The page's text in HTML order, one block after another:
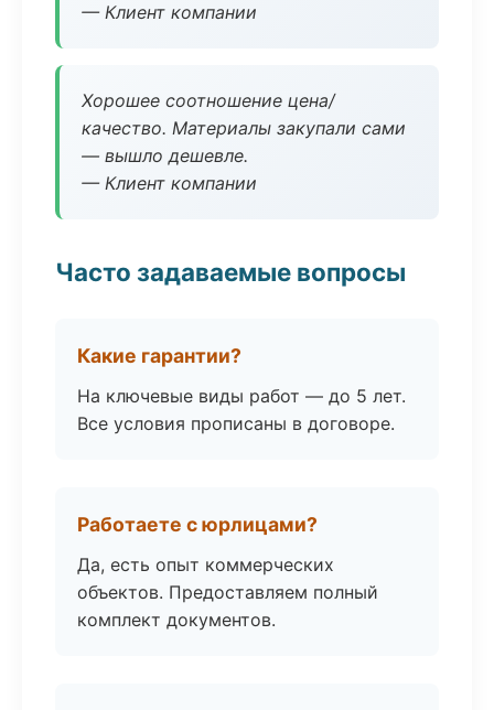
— Клиент компании
Хорошее соотношение цена/
качество. Материалы закупали сами
— вышло дешевле.
— Клиент компании
Часто задаваемые вопросы
Какие гарантии?
На ключевые виды работ — до 5 лет.
Все условия прописаны в договоре.
Работаете с юрлицами?
Да, есть опыт коммерческих
объектов. Предоставляем полный
комплект документов.